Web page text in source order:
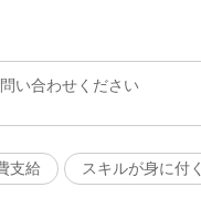
い合わせください
支給 スキルが身に付く